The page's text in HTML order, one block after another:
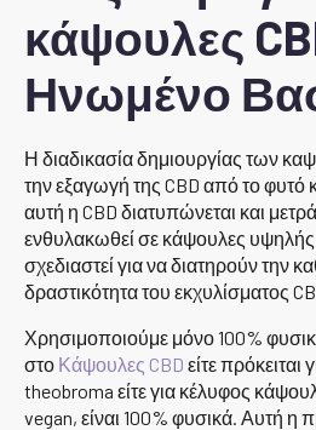
κάψουλες
Ηνωμένο
Η διαδικασία δημιουργίας των
την εξαγωγή της CBD από το φυτό
αυτή η CBD διατυπώνεται και
ενθυλακωθεί σε κάψουλες
σχεδιαστεί για να διατηρούν την
δραστικότητα του εκχυλίσματος
Χρησιμοποιούμε μόνο 100%
στο Κάψουλες CBD είτε πρόκειται
theobroma είτε για κέλυφος
vegan, είναι 100% φυσικά. Αυτή η